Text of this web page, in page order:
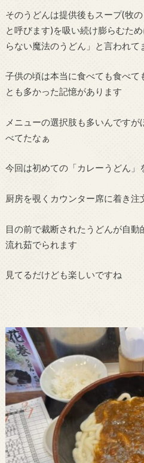
そのうどんは提供後もスープ(牧
と呼びます)を吸い続け膨らむた
らない魔法のうどん」と言われて
子供の頃は本当に食べても食べて
とも多かった記憶があります
メニューの選択肢も多いんです
べてたなぁ
今回は初めての「カレーうどん」
厨房を覗くカウンター席に着き注
目の前で裁断されたうどんが自
流れ茹でられます
見てるだけども楽しいですね